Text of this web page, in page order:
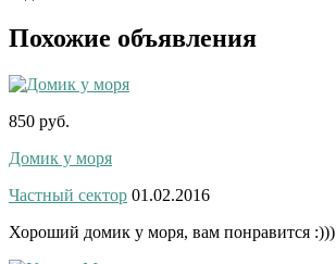
Похожие объявления
850 руб.
Домик у моря
Частный сектор 01.02.2016
Хороший домик у моря, вам понравится :)))